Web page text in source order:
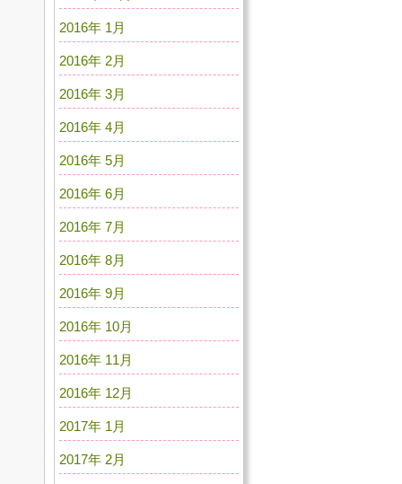
2016年 1月
2016年 2月
2016年 3月
2016年 4月
2016年 5月
2016年 6月
2016年 7月
2016年 8月
2016年 9月
2016年 10月
2016年 11月
2016年 12月
2017年 1月
2017年 2月